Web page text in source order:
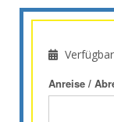
Anreise /